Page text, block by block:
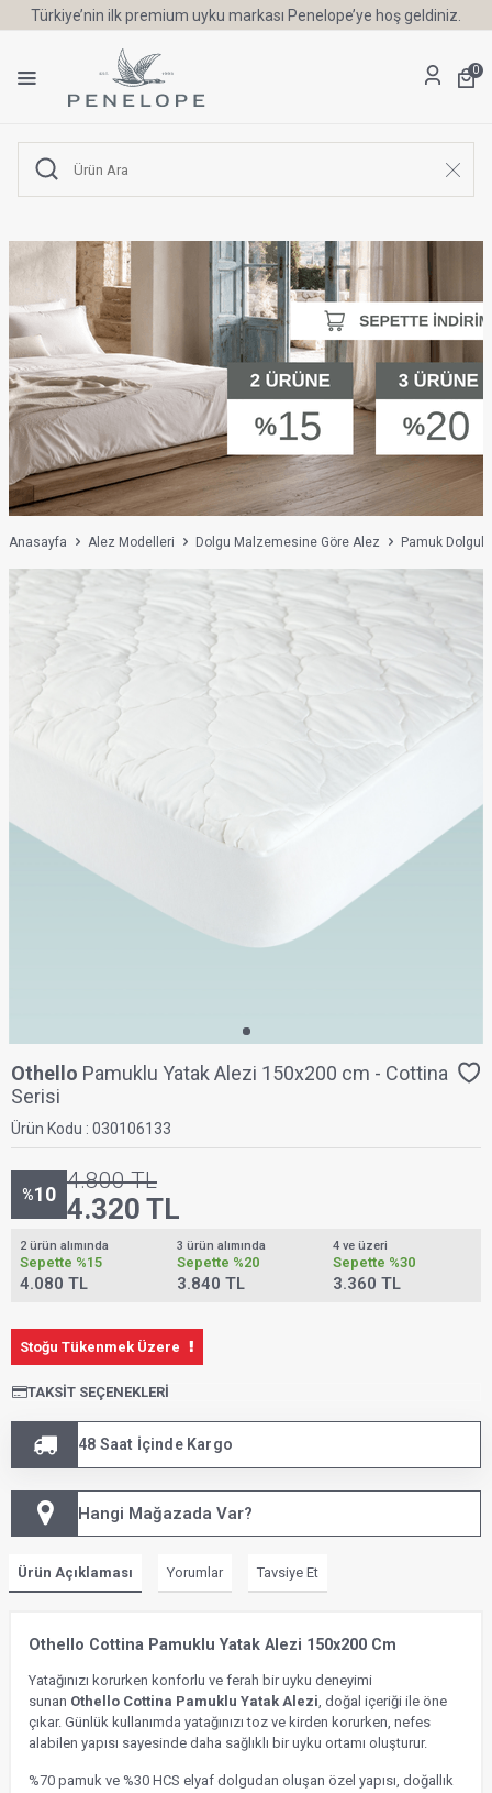
Türkiye’nin ilk premium uyku markası Penelope’ye hoş geldiniz.
0
Anasayfa Alez Modelleri Dolgu Malzemesine Göre Alez Pamuk
Othello Pamuklu Yatak Alezi 150x200 cm - Cottina
Serisi
Ürün Kodu : 030106133
%10
4.800TL
4.320 TL
2 ürün alımında
Sepette %15
4.080 TL
3 ürün alımında
Sepette %20
3.840 TL
4 ve üzeri
Sepette %30
3.360 TL
Stoğu Tükenmek Üzere
TAKSIT SEÇENEKLERI
48 Saat İçinde Kargo
Hangi Mağazada Var?
Ürün Açıklaması Yorumlar Tavsiye Et
Othello Cottina Pamuklu Yatak Alezi 150x200 Cm
Yatağınızı korurken konforlu ve ferah bir uyku deneyimi
sunan Othello Cottina Pamuklu Yatak Alezi , doğal içeriği ile öne
çıkar. Günlük kullanımda yatağınızı toz ve kirden korurken, nefes
alabilen yapısı sayesinde daha sağlıklı bir uyku ortamı oluşturur.
%70 pamuk ve %30 HCS elyaf dolgudan oluşan özel yapısı, doğallık